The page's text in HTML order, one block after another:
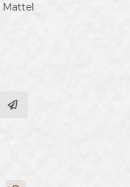
Mattel